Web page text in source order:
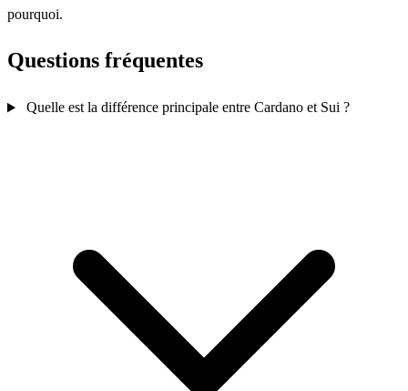
pourquoi.
Questions fréquentes
Quelle est la différence principale entre Cardano et Sui ?